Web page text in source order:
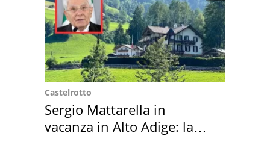
Castelrotto
Sergio Mattarella in
vacanza in Alto Adige: la